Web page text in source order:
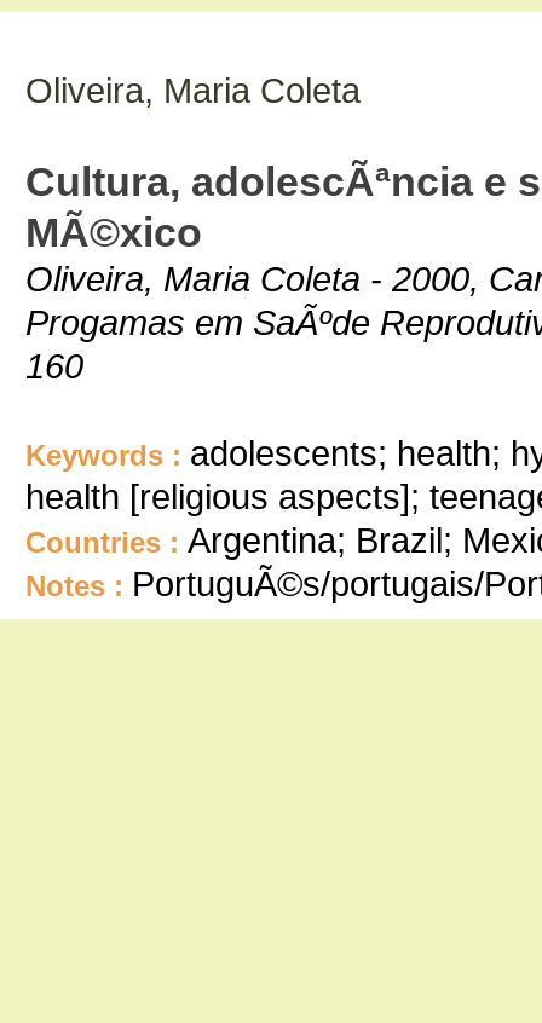
Oliveira, Maria Coleta
Cultura, adolescÃªncia e
MÃ©xico
Oliveira, Maria Coleta - 2000,
Progamas em SaÃºde
160
Keywords : adolescents; health;
health [religious aspects];
Countries : Argentina; Brazil;
Notes : PortuguÃ©s/portugais/